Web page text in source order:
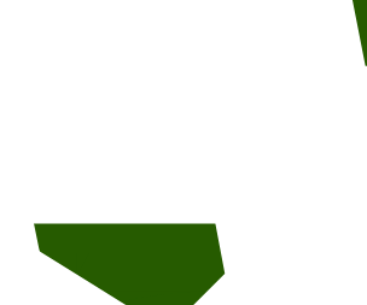
About
for the event and text, obtaining
Wergeland?
Wergeland er Litteraturhusets